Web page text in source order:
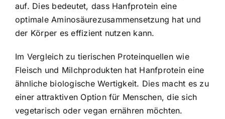
auf. Dies bedeutet, dass Hanfprotein eine
optimale Aminosäurezusammensetzung hat und
der Körper es effizient nutzen kann.
Im Vergleich zu tierischen Proteinquellen wie
Fleisch und Milchprodukten hat Hanfprotein eine
ähnliche biologische Wertigkeit. Dies macht es zu
einer attraktiven Option für Menschen, die sich
vegetarisch oder vegan ernähren möchten.